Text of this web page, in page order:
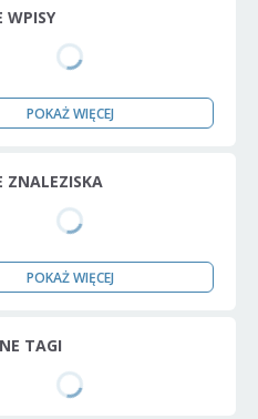
WPISY
POKAŻ WIĘCEJ
ZNALEZISKA
POKAŻ WIĘCEJ
TAGI